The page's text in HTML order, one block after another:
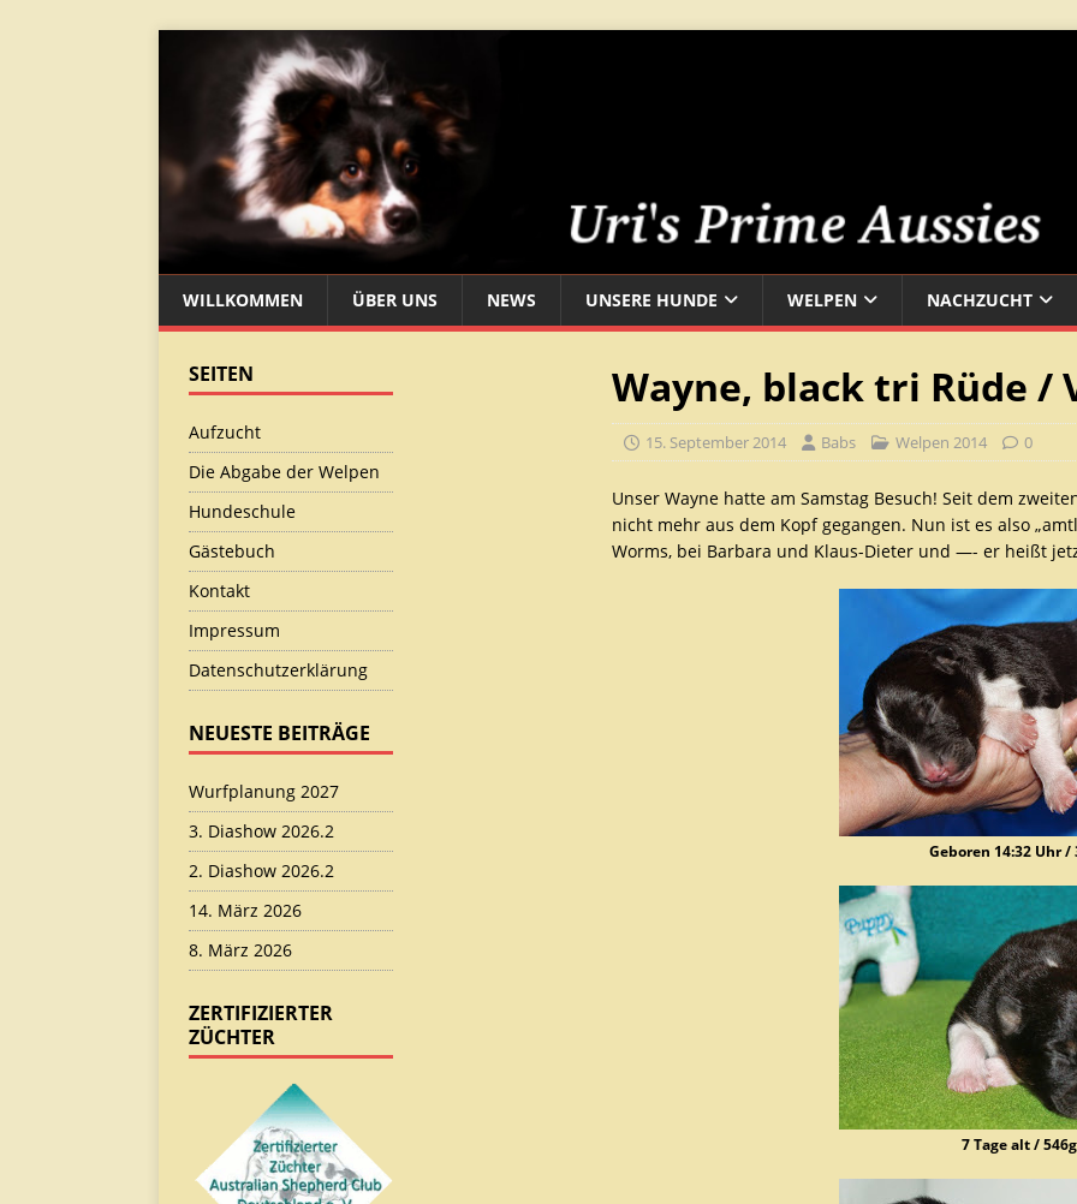
WILLKOMMEN ÜBER UNS NEWS UNSERE HUNDE WELPEN NACHZUCHT
Wayne, black tri Rüde /
15. September 2014 Babs Welpen 2014 0
Unser Wayne hatte am Samstag Besuch! Seit dem
nicht mehr aus dem Kopf gegangen. Nun ist es also
Worms, bei Barbara und Klaus-Dieter und —- er heißt
Geboren 14:32 Uhr /
7 Tage alt / 546g
SEITEN
Aufzucht
Die Abgabe der Welpen
Hundeschule
Gästebuch
Kontakt
Impressum
Datenschutzerklärung
NEUESTE BEITRÄGE
Wurfplanung 2027
3. Diashow 2026.2
2. Diashow 2026.2
14. März 2026
8. März 2026
ZERTIFIZIERTER
ZÜCHTER